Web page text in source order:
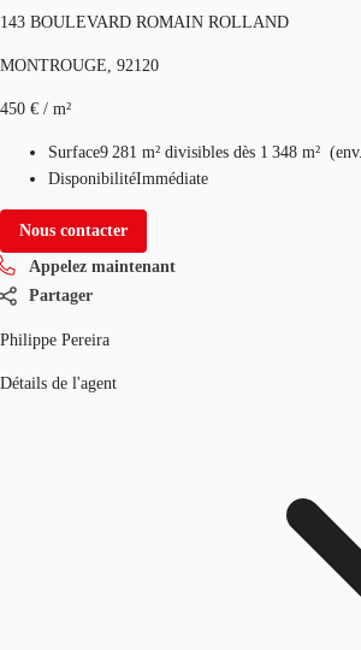
143 BOULEVARD ROMAIN ROLLAND
MONTROUGE, 92120
450 € / m²
Surface9 281 m² divisibles dès 1 348 m² (env.
DisponibilitéImmédiate
Nous contacter
Appelez maintenant
Partager
Philippe Pereira
Détails de l'agent